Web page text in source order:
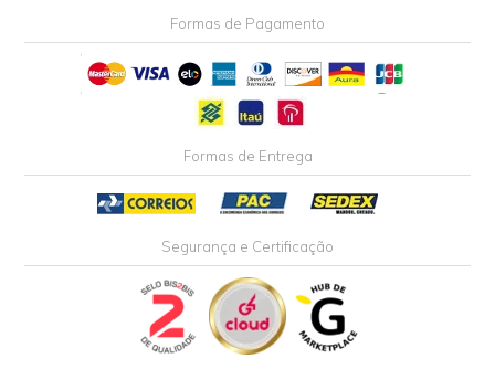
Formas de Pagamento
Formas de Entrega
Segurança e Certificação